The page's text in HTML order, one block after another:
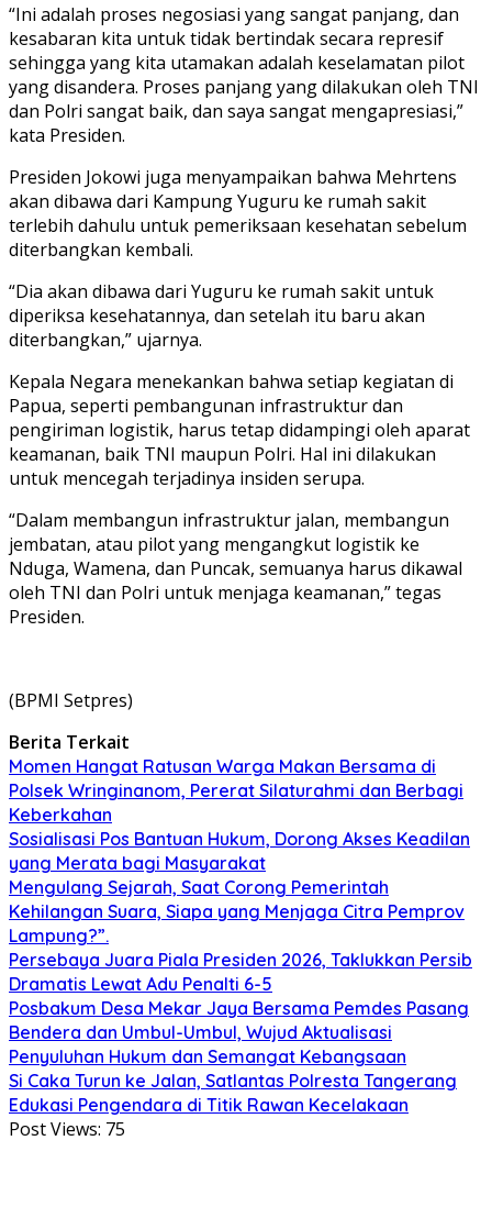
“Ini adalah proses negosiasi yang sangat panjang, dan
kesabaran kita untuk tidak bertindak secara represif
sehingga yang kita utamakan adalah keselamatan pilot
yang disandera. Proses panjang yang dilakukan oleh TNI
dan Polri sangat baik, dan saya sangat mengapresiasi,”
kata Presiden.
Presiden Jokowi juga menyampaikan bahwa Mehrtens
akan dibawa dari Kampung Yuguru ke rumah sakit
terlebih dahulu untuk pemeriksaan kesehatan sebelum
diterbangkan kembali.
“Dia akan dibawa dari Yuguru ke rumah sakit untuk
diperiksa kesehatannya, dan setelah itu baru akan
diterbangkan,” ujarnya.
Kepala Negara menekankan bahwa setiap kegiatan di
Papua, seperti pembangunan infrastruktur dan
pengiriman logistik, harus tetap didampingi oleh aparat
keamanan, baik TNI maupun Polri. Hal ini dilakukan
untuk mencegah terjadinya insiden serupa.
“Dalam membangun infrastruktur jalan, membangun
jembatan, atau pilot yang mengangkut logistik ke
Nduga, Wamena, dan Puncak, semuanya harus dikawal
oleh TNI dan Polri untuk menjaga keamanan,” tegas
Presiden.
(BPMI Setpres)
Berita Terkait
Momen Hangat Ratusan Warga Makan Bersama di
Polsek Wringinanom, Pererat Silaturahmi dan Berbagi
Keberkahan
Sosialisasi Pos Bantuan Hukum, Dorong Akses Keadilan
yang Merata bagi Masyarakat
Mengulang Sejarah, Saat Corong Pemerintah
Kehilangan Suara, Siapa yang Menjaga Citra Pemprov
Lampung?”.
Persebaya Juara Piala Presiden 2026, Taklukkan Persib
Dramatis Lewat Adu Penalti 6-5
Posbakum Desa Mekar Jaya Bersama Pemdes Pasang
Bendera dan Umbul-Umbul, Wujud Aktualisasi
Penyuluhan Hukum dan Semangat Kebangsaan
Si Caka Turun ke Jalan, Satlantas Polresta Tangerang
Edukasi Pengendara di Titik Rawan Kecelakaan
Post Views: 75